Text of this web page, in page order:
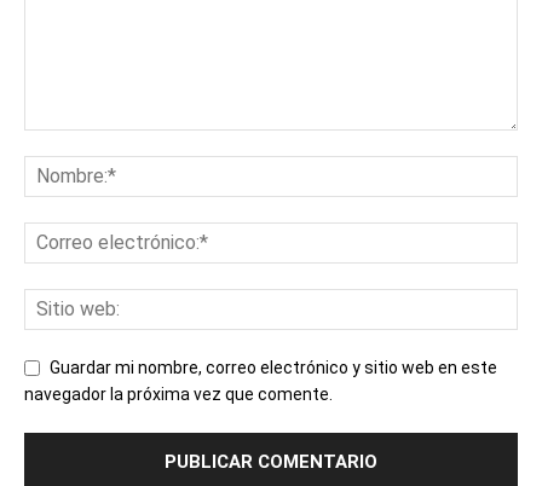
Guardar mi nombre, correo electrónico y sitio web en este
navegador la próxima vez que comente.